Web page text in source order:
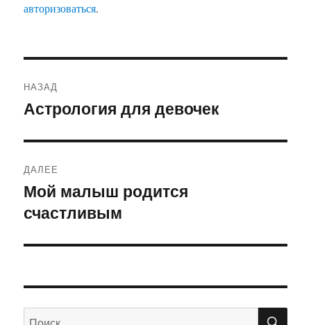
авторизоваться.
по
НАЗАД
Предыдущая
Астрология для девочек
ДАЛЕЕ
Следующая
запись:
Мой малыш родится
счастливым
Искать: